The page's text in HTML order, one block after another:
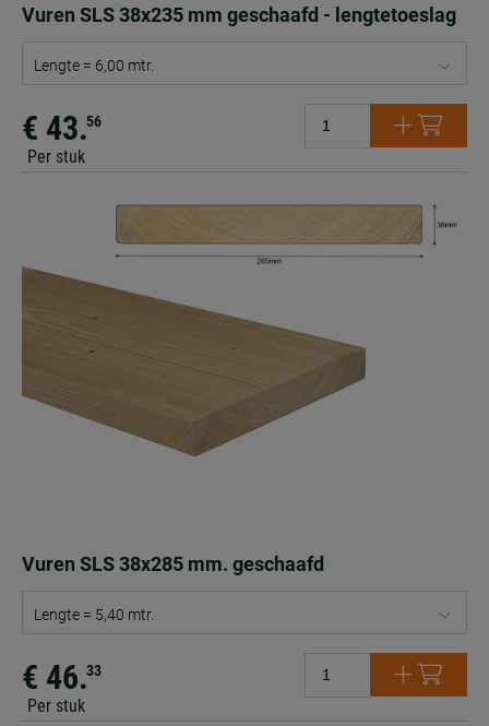
Vuren SLS 38x235 mm geschaafd - lengtetoeslag
Lengte = 6,00 mtr.
€ 43.56
Per stuk
Vuren SLS 38x285 mm. geschaafd
Lengte = 5,40 mtr.
€ 46.33
Per stuk